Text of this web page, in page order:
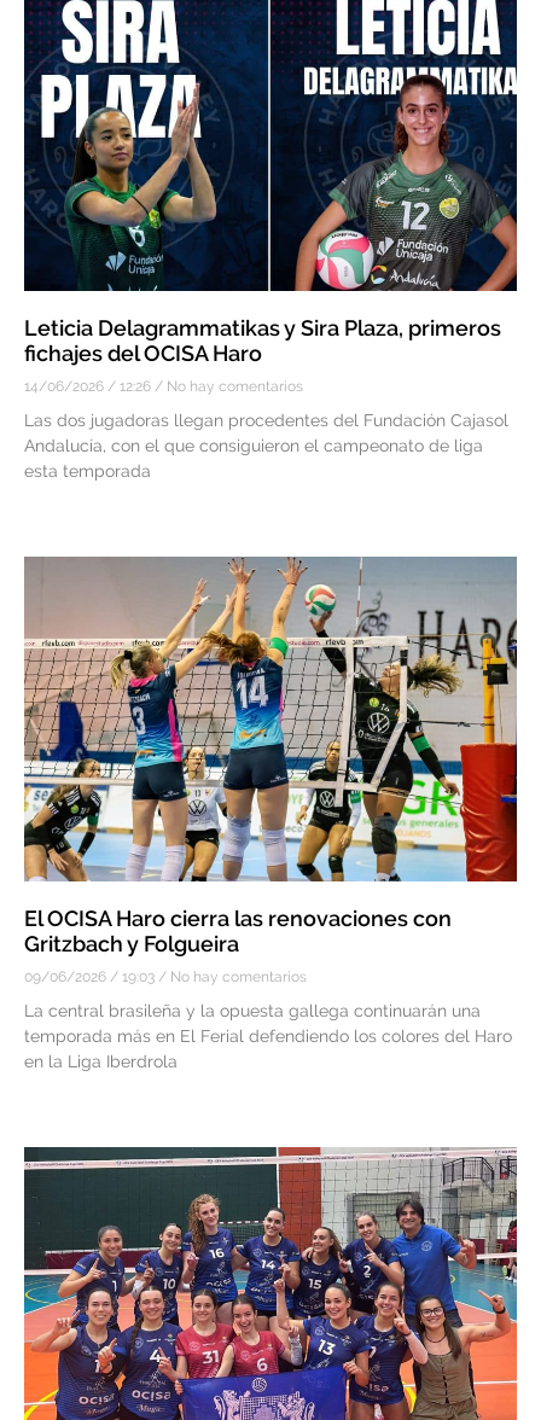
Leticia Delagrammatikas y Sira Plaza, primeros
fichajes del OCISA Haro
14/06/2026 12:26 No hay comentarios
Las dos jugadoras llegan procedentes del Fundación Cajasol
Andalucía, con el que consiguieron el campeonato de liga
esta temporada
El OCISA Haro cierra las renovaciones con
Gritzbach y Folgueira
09/06/2026 19:03 No hay comentarios
La central brasileña y la opuesta gallega continuarán una
temporada más en El Ferial defendiendo los colores del Haro
en la Liga Iberdrola